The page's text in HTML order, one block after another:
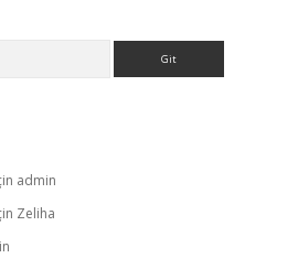
admin
Zeliha